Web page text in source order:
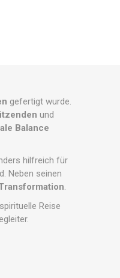
gefertigt wurde.
und
Balance
hilfreich für
Neben seinen
.
Reise